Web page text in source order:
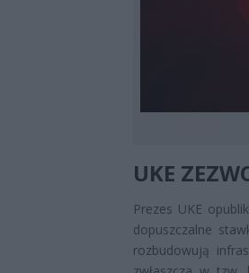
UKE
Prezes UKE
dopuszczalne
rozbudowują